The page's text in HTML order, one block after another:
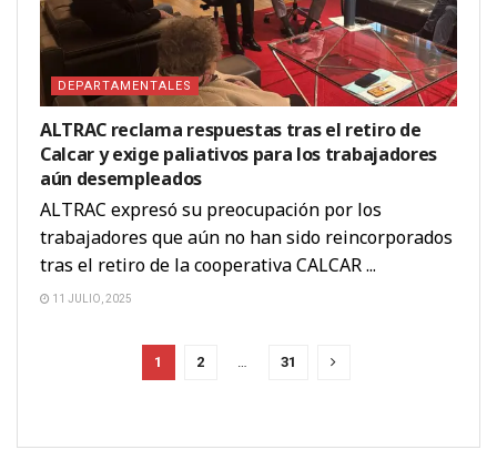
DEPARTAMENTALES
ALTRAC reclama respuestas tras el retiro de
Calcar y exige paliativos para los trabajadores
aún desempleados
ALTRAC expresó su preocupación por los
trabajadores que aún no han sido reincorporados
tras el retiro de la cooperativa CALCAR ...
11 JULIO, 2025
1 2 … 31